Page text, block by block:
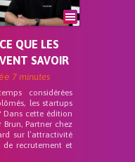
QUE LES
SAVOIR
7 minutes
considérées
les startups
Dans cette édition
Brun, Partner chez
sur l’attractivité
de recrutement et